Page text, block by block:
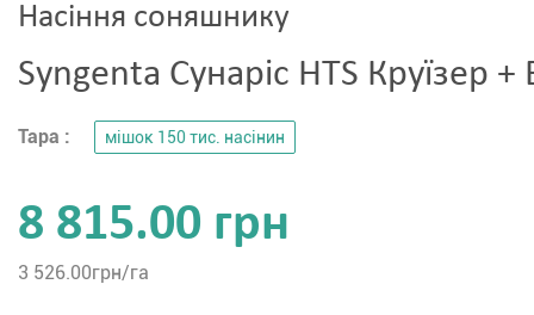
Насіння соняшнику
Syngenta Сунаріс HTS Круїзер
Тара : мішок 150 тис. насінин
8 815.00 грн
3 526.00грн/га